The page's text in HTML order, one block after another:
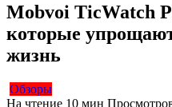
Mobvoi TicWatch
которые
жизнь
Обзоры
На чтение 10 мин